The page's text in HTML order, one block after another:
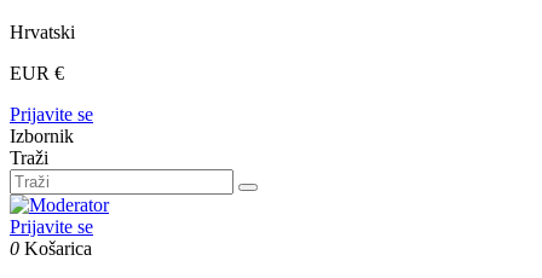
Hrvatski
EUR €
Prijavite se
Izbornik
Traži
Prijavite se
0 Košarica